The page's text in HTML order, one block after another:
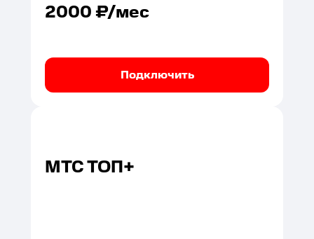
2000₽/мес
Подключить
МТС ТОП+